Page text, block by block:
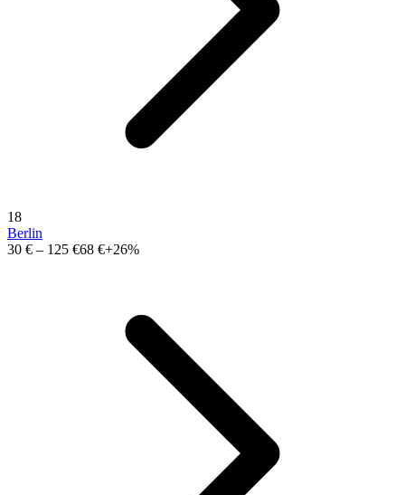
18
Berlin
30 € – 125 €68 €+26%